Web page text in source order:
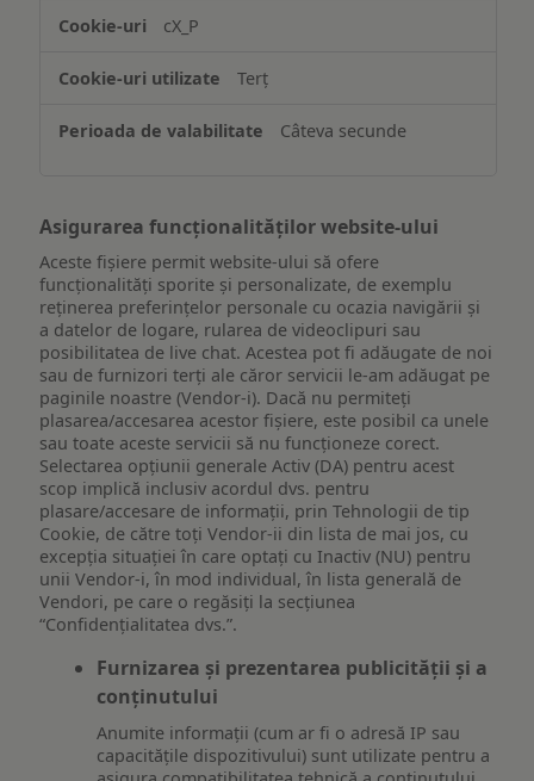
informațiilor
pe
dispozitiv
cX_P
Terț
Câteva secunde
Asigurarea funcționalităților website-ului
Aceste fișiere permit website-ului să ofere
funcționalități sporite și personalizate, de exemplu
reţinerea preferinţelor personale cu ocazia navigării și
a datelor de logare, rularea de videoclipuri sau
posibilitatea de live chat. Acestea pot fi adăugate de noi
sau de furnizori terți ale căror servicii le-am adăugat pe
paginile noastre (Vendor-i). Dacă nu permiteți
plasarea/accesarea acestor fișiere, este posibil ca unele
sau toate aceste servicii să nu funcționeze corect.
Selectarea opțiunii generale Activ (DA) pentru acest
scop implică inclusiv acordul dvs. pentru
plasare/accesare de informații, prin Tehnologii de tip
Cookie, de către toți Vendor-ii din lista de mai jos, cu
excepția situației în care optați cu Inactiv (NU) pentru
unii Vendor-i, în mod individual, în lista generală de
Vendori, pe care o regăsiți la secțiunea
“Confidențialitatea dvs.”.
Furnizarea și prezentarea publicității și a
conținutului
Anumite informații (cum ar fi o adresă IP sau
capacitățile dispozitivului) sunt utilizate pentru a